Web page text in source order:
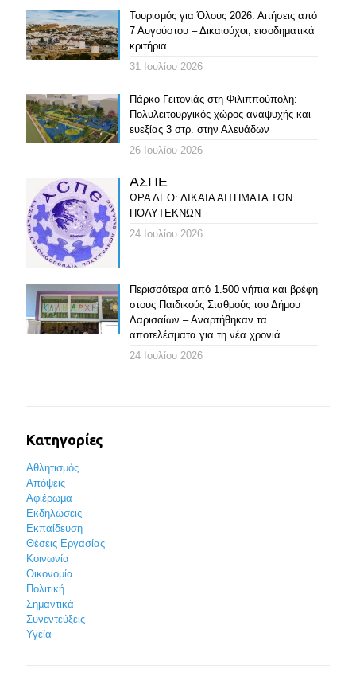
Τουρισμός για Όλους 2026: Αιτήσεις από
7 Αυγούστου – Δικαιούχοι, εισοδηματικά
κριτήρια
31 Ιουλίου 2026
Πάρκο Γειτονιάς στη Φιλιππούπολη:
Πολυλειτουργικός χώρος αναψυχής και
ευεξίας 3 στρ. στην Αλευάδων
26 Ιουλίου 2026
ΑΣΠΕ
ΩΡΑ ΔΕΘ: ΔΙΚΑΙΑ ΑΙΤΗΜΑΤΑ ΤΩΝ
ΠΟΛΥΤΕΚΝΩΝ
24 Ιουλίου 2026
Περισσότερα από 1.500 νήπια και βρέφη
στους Παιδικούς Σταθμούς του Δήμου
Λαρισαίων – Αναρτήθηκαν τα
αποτελέσματα για τη νέα χρονιά
24 Ιουλίου 2026
Κατηγορίες
Αθλητισμός
Απόψεις
Αφιέρωμα
Εκδηλώσεις
Εκπαίδευση
Θέσεις Εργασίας
Κοινωνία
Οικονομία
Πολιτική
Σημαντικά
Συνεντεύξεις
Υγεία